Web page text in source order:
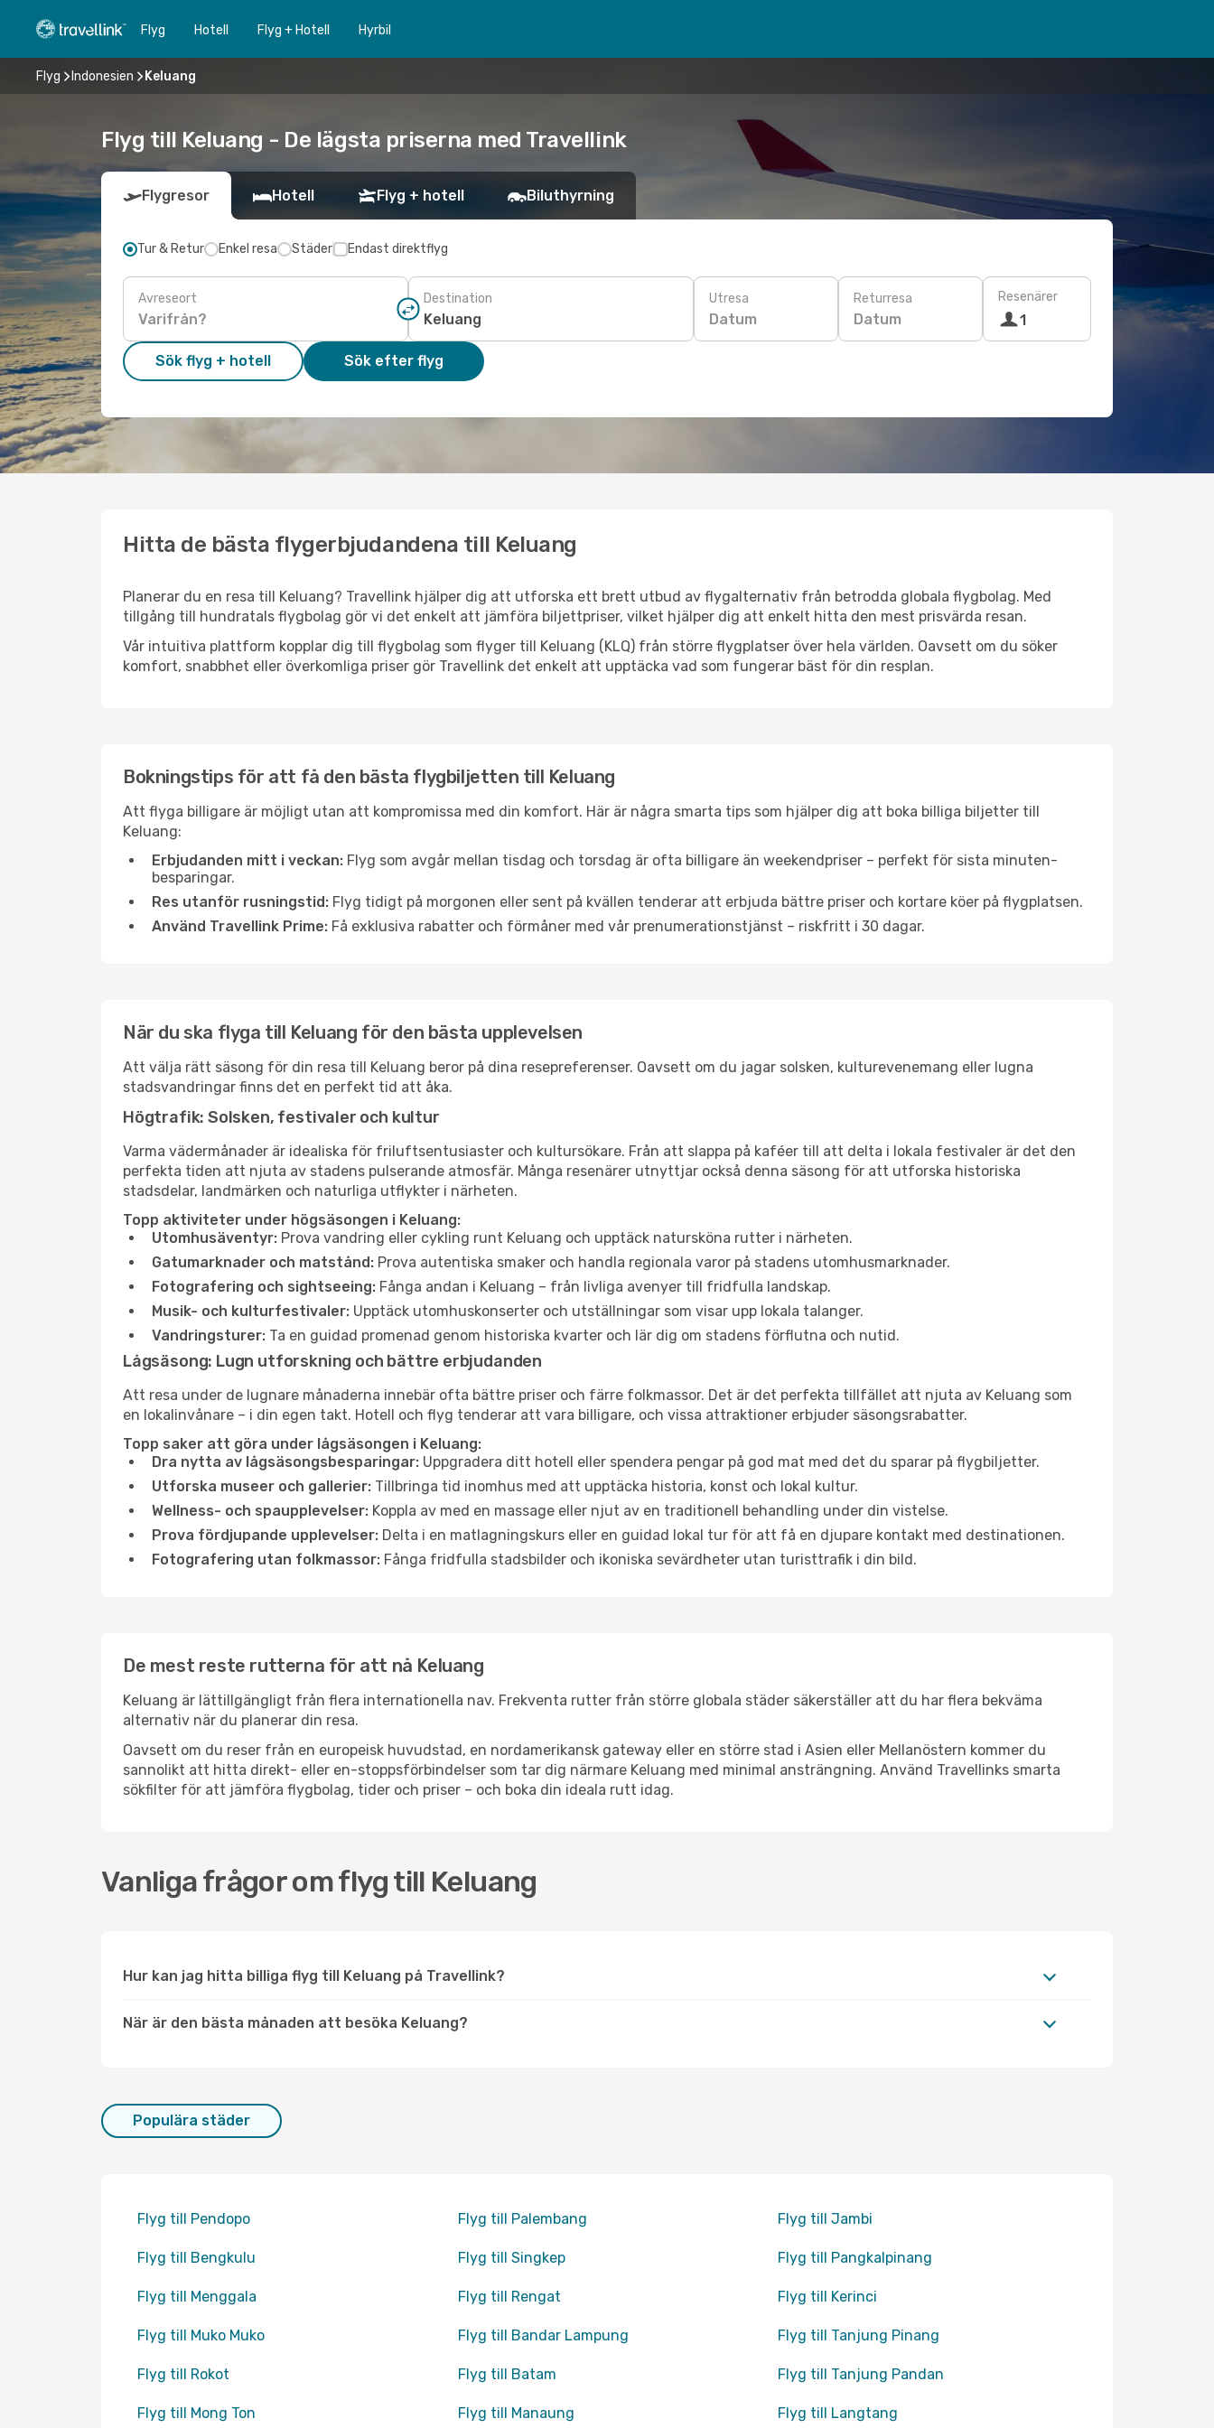
Flyg Hotell Flyg + Hotell Hyrbil
Flyg Indonesien Keluang
Flyg till Keluang - De lägsta priserna med Travellink
Flygresor Hotell Flyg + hotell Biluthyrning
Tur & Retur Enkel resa Städer Endast direktflyg
Avreseort Destination Utresa
Datum
Returresa
Datum
Resenärer
1
Sök flyg + hotell Sök efter flyg
Hitta de bästa flygerbjudandena till Keluang
Planerar du en resa till Keluang? Travellink hjälper dig att utforska ett brett utbud av flygalternativ från betrodda globala flygbolag. Med
tillgång till hundratals flygbolag gör vi det enkelt att jämföra biljettpriser, vilket hjälper dig att enkelt hitta den mest prisvärda resan.
Vår intuitiva plattform kopplar dig till flygbolag som flyger till Keluang (KLQ) från större flygplatser över hela världen. Oavsett om du söker
komfort, snabbhet eller överkomliga priser gör Travellink det enkelt att upptäcka vad som fungerar bäst för din resplan.
Bokningstips för att få den bästa flygbiljetten till Keluang
Att flyga billigare är möjligt utan att kompromissa med din komfort. Här är några smarta tips som hjälper dig att boka billiga biljetter till
Keluang:
Erbjudanden mitt i veckan: Flyg som avgår mellan tisdag och torsdag är ofta billigare än weekendpriser – perfekt för sista minuten-
besparingar.
Res utanför rusningstid: Flyg tidigt på morgonen eller sent på kvällen tenderar att erbjuda bättre priser och kortare köer på flygplatsen.
Använd Travellink Prime: Få exklusiva rabatter och förmåner med vår prenumerationstjänst – riskfritt i 30 dagar.
När du ska flyga till Keluang för den bästa upplevelsen
Att välja rätt säsong för din resa till Keluang beror på dina resepreferenser. Oavsett om du jagar solsken, kulturevenemang eller lugna
stadsvandringar finns det en perfekt tid att åka.
Högtrafik: Solsken, festivaler och kultur
Varma vädermånader är idealiska för friluftsentusiaster och kultursökare. Från att slappa på kaféer till att delta i lokala festivaler är det den
perfekta tiden att njuta av stadens pulserande atmosfär. Många resenärer utnyttjar också denna säsong för att utforska historiska
stadsdelar, landmärken och naturliga utflykter i närheten.
Topp aktiviteter under högsäsongen i Keluang:
Utomhusäventyr: Prova vandring eller cykling runt Keluang och upptäck natursköna rutter i närheten.
Gatumarknader och matstånd: Prova autentiska smaker och handla regionala varor på stadens utomhusmarknader.
Fotografering och sightseeing: Fånga andan i Keluang – från livliga avenyer till fridfulla landskap.
Musik- och kulturfestivaler: Upptäck utomhuskonserter och utställningar som visar upp lokala talanger.
Vandringsturer: Ta en guidad promenad genom historiska kvarter och lär dig om stadens förflutna och nutid.
Lågsäsong: Lugn utforskning och bättre erbjudanden
Att resa under de lugnare månaderna innebär ofta bättre priser och färre folkmassor. Det är det perfekta tillfället att njuta av Keluang som
en lokalinvånare – i din egen takt. Hotell och flyg tenderar att vara billigare, och vissa attraktioner erbjuder säsongsrabatter.
Topp saker att göra under lågsäsongen i Keluang:
Dra nytta av lågsäsongsbesparingar: Uppgradera ditt hotell eller spendera pengar på god mat med det du sparar på flygbiljetter.
Utforska museer och gallerier: Tillbringa tid inomhus med att upptäcka historia, konst och lokal kultur.
Wellness- och spaupplevelser: Koppla av med en massage eller njut av en traditionell behandling under din vistelse.
Prova fördjupande upplevelser: Delta i en matlagningskurs eller en guidad lokal tur för att få en djupare kontakt med destinationen.
Fotografering utan folkmassor: Fånga fridfulla stadsbilder och ikoniska sevärdheter utan turisttrafik i din bild.
De mest reste rutterna för att nå Keluang
Keluang är lättillgängligt från flera internationella nav. Frekventa rutter från större globala städer säkerställer att du har flera bekväma
alternativ när du planerar din resa.
Oavsett om du reser från en europeisk huvudstad, en nordamerikansk gateway eller en större stad i Asien eller Mellanöstern kommer du
sannolikt att hitta direkt- eller en-stoppsförbindelser som tar dig närmare Keluang med minimal ansträngning. Använd Travellinks smarta
sökfilter för att jämföra flygbolag, tider och priser – och boka din ideala rutt idag.
Vanliga frågor om flyg till Keluang
Hur kan jag hitta billiga flyg till Keluang på Travellink?
När är den bästa månaden att besöka Keluang?
Populära städer
Flyg till Pendopo Flyg till Palembang Flyg till Jambi
Flyg till Bengkulu Flyg till Singkep Flyg till Pangkalpinang
Flyg till Menggala Flyg till Rengat Flyg till Kerinci
Flyg till Muko Muko Flyg till Bandar Lampung Flyg till Tanjung Pinang
Flyg till Rokot Flyg till Batam Flyg till Tanjung Pandan
Flyg till Mong Ton Flyg till Manaung Flyg till Langtang